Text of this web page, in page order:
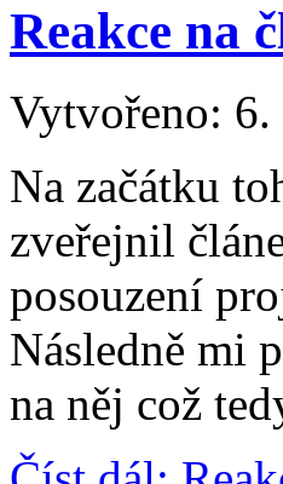
Reakce na
Vytvořeno:
Na začátku
zveřejnil
posouzení
Následně mi
na něj což